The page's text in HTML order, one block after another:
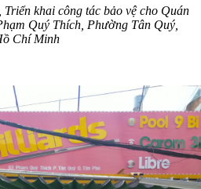
khai công tác bảo vệ cho Quán
Quý Thích, Phường Tân Quý,
Chí Minh